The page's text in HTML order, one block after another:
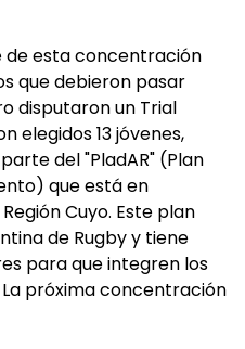
esta concentración
que debieron pasar
disputaron un Trial
elegidos 13 jóvenes,
del "PladAR" (Plan
que está en
Cuyo. Este plan
de Rugby y tiene
para que integren los
próxima concentración